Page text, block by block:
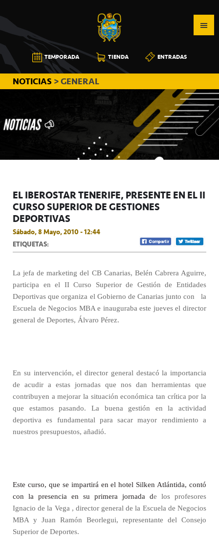
a
la
navegación
principal
al
contenido
principal
a
la
barra
lateral
principal
CB
CANARIAS
TEMPORADA TIENDA ENTRADAS
NOTICIAS > GENERAL
EL IBEROSTAR TENERIFE, PRESENTE EN EL II
CURSO SUPERIOR DE GESTIONES
DEPORTIVAS
Sábado, 8 Mayo, 2010 - 12:44
ETIQUETAS:
La jefa de marketing del CB Canarias, Belén Cabrera Aguirre,
participa en el II Curso Superior de Gestión de Entidades
Deportivas que organiza el Gobierno de Canarias junto con la
Escuela de Negocios MBA e inauguraba este jueves el director
general de Deportes, Álvaro Pérez.
En su intervención, el director general destacó la importancia
de acudir a estas jornadas que nos dan herramientas que
contribuyen a mejorar la situación económica tan crítica por la
que estamos pasando. La buena gestión en la actividad
deportiva es fundamental para sacar mayor rendimiento a
nuestros presupuestos, añadió.
Este curso, que se impartirá en el hotel Silken Atlántida, contó
con la presencia en su primera jornada de los profesores
Ignacio de la Vega , director general de la Escuela de Negocios
MBA y Juan Ramón Beorlegui, representante del Consejo
Superior de Deportes.